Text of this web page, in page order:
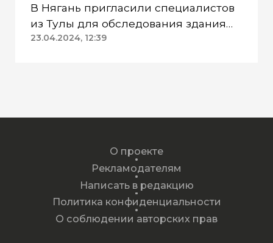
В Нягань пригласили специалистов
из Тулы для обследования здания
ДК «Геолог»
23.04.2024, 12:39
О проекте
Рекламодателям
Написать в редакцию
Политика конфиденциальности
О соблюдении авторских прав